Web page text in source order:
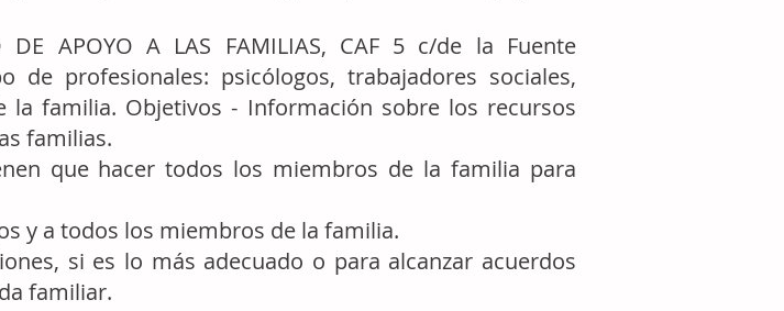
APOYO A LAS FAMILIAS, CAF 5 c/de la Fuente
de profesionales: psicólogos, trabajadores sociales,
la familia. Objetivos - Información sobre los recursos
familias.
que hacer todos los miembros de la familia para
y a todos los miembros de la familia.
si es lo más adecuado o para alcanzar acuerdos
familiar.